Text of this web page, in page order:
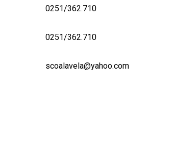
0251/362.710
0251/362.710
scoalavela@yahoo.com